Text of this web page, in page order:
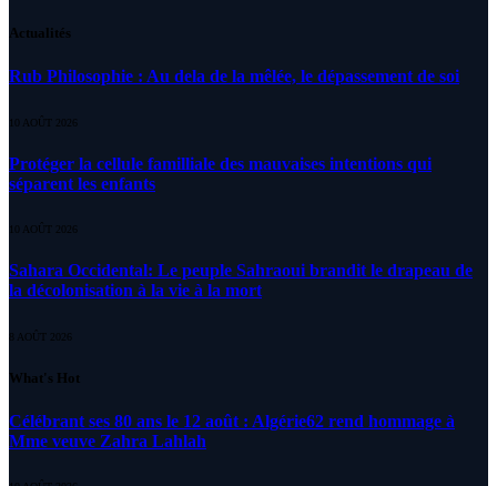
Actualités
Rub Philosophie : Au dela de la mêlée, le dépassement de soi
10 AOÛT 2026
Protéger la cellule familliale des mauvaises intentions qui
séparent les enfants
10 AOÛT 2026
Sahara Occidental: Le peuple Sahraoui brandit le drapeau de
la décolonisation à la vie à la mort
8 AOÛT 2026
What's Hot
Célébrant ses 80 ans le 12 août : Algérie62 rend hommage à
Mme veuve Zahra Lahlah